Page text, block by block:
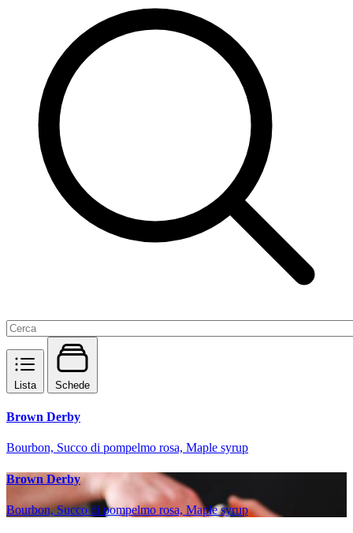
Lista Schede
Brown Derby
Bourbon, Succo di pompelmo rosa, Maple syrup
Brown Derby
Bourbon, Succo di pompelmo rosa, Maple syrup